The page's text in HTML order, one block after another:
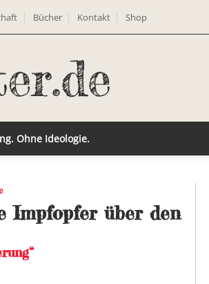
Bücher Kontakt Shop
Ohne Ideologie.
Impfopfer über den